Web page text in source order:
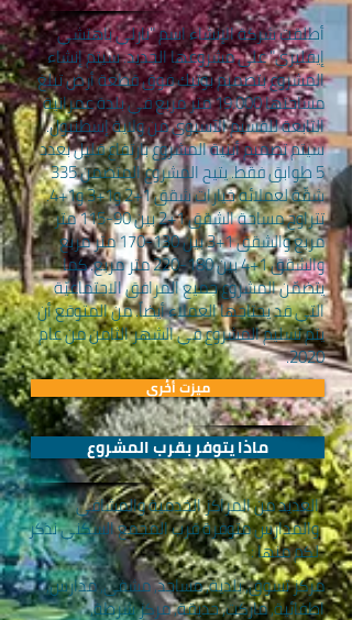
أطلقت شركة الإنشاء اسم "نارلي باهتشي
إيفليري" على مشروعها الجديد. سيتم إنشاء
المشروع بتصميم بوتيك فوق قطعة أرض تبلغ
مساحتها 19.000 متر مربع في بلدة عمرانية
التابعة للقسيم الآسيوي من ولاية إسطنبول.
سيتم تصميم أبنية المشروع بارتفاع قليل بعدد
5 طوابق فقط. يتيح المشروع المتضمن 335
شقّة لعملائه خيارات شقق 1+2 و1+3 و1+4.
تتراوح مساحة الشقق 1+2 بين 90-115 متر
مربع والشقق 1+3 بين 130-170 متر مربع
والشقق 1+4 بين 180-220 متر مربع. كما
يتضمّن المشروع جميع المرافق الاجتماعيّة
التي قد يحتاجها العملاء أيضاً. من المتوقع أن
يتم تسليم المشروع في الشهر الثامن من عام
2020.
ماذا يتوفر بقرب المشروع
مركز تسوق, بلدية, مساجد, مشفى, مدارس,
اطفائية, ماركت, حديقة, مركز شرطة,
ميزت أخُرى
العديد من المراكز الخدمية والمشافي
والمدارس متوفرة قرب المجمع السكني نذكر
لكم منها :